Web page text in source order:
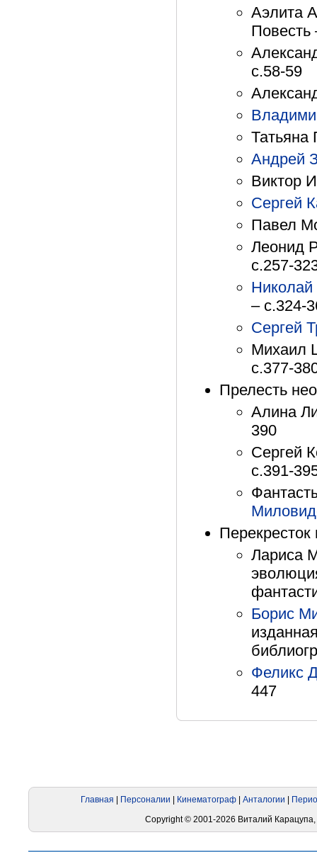
Аэлита
Повесть
с.58-59
Татьяна
Андрей
Виктор
Сергей
Павел
Леонид
с.257-
– с.324-
Сергей
Михаил
с.377-
Прелесть
Алина
390
Сергей
с.391-
Лариса
Борис
Феликс
447